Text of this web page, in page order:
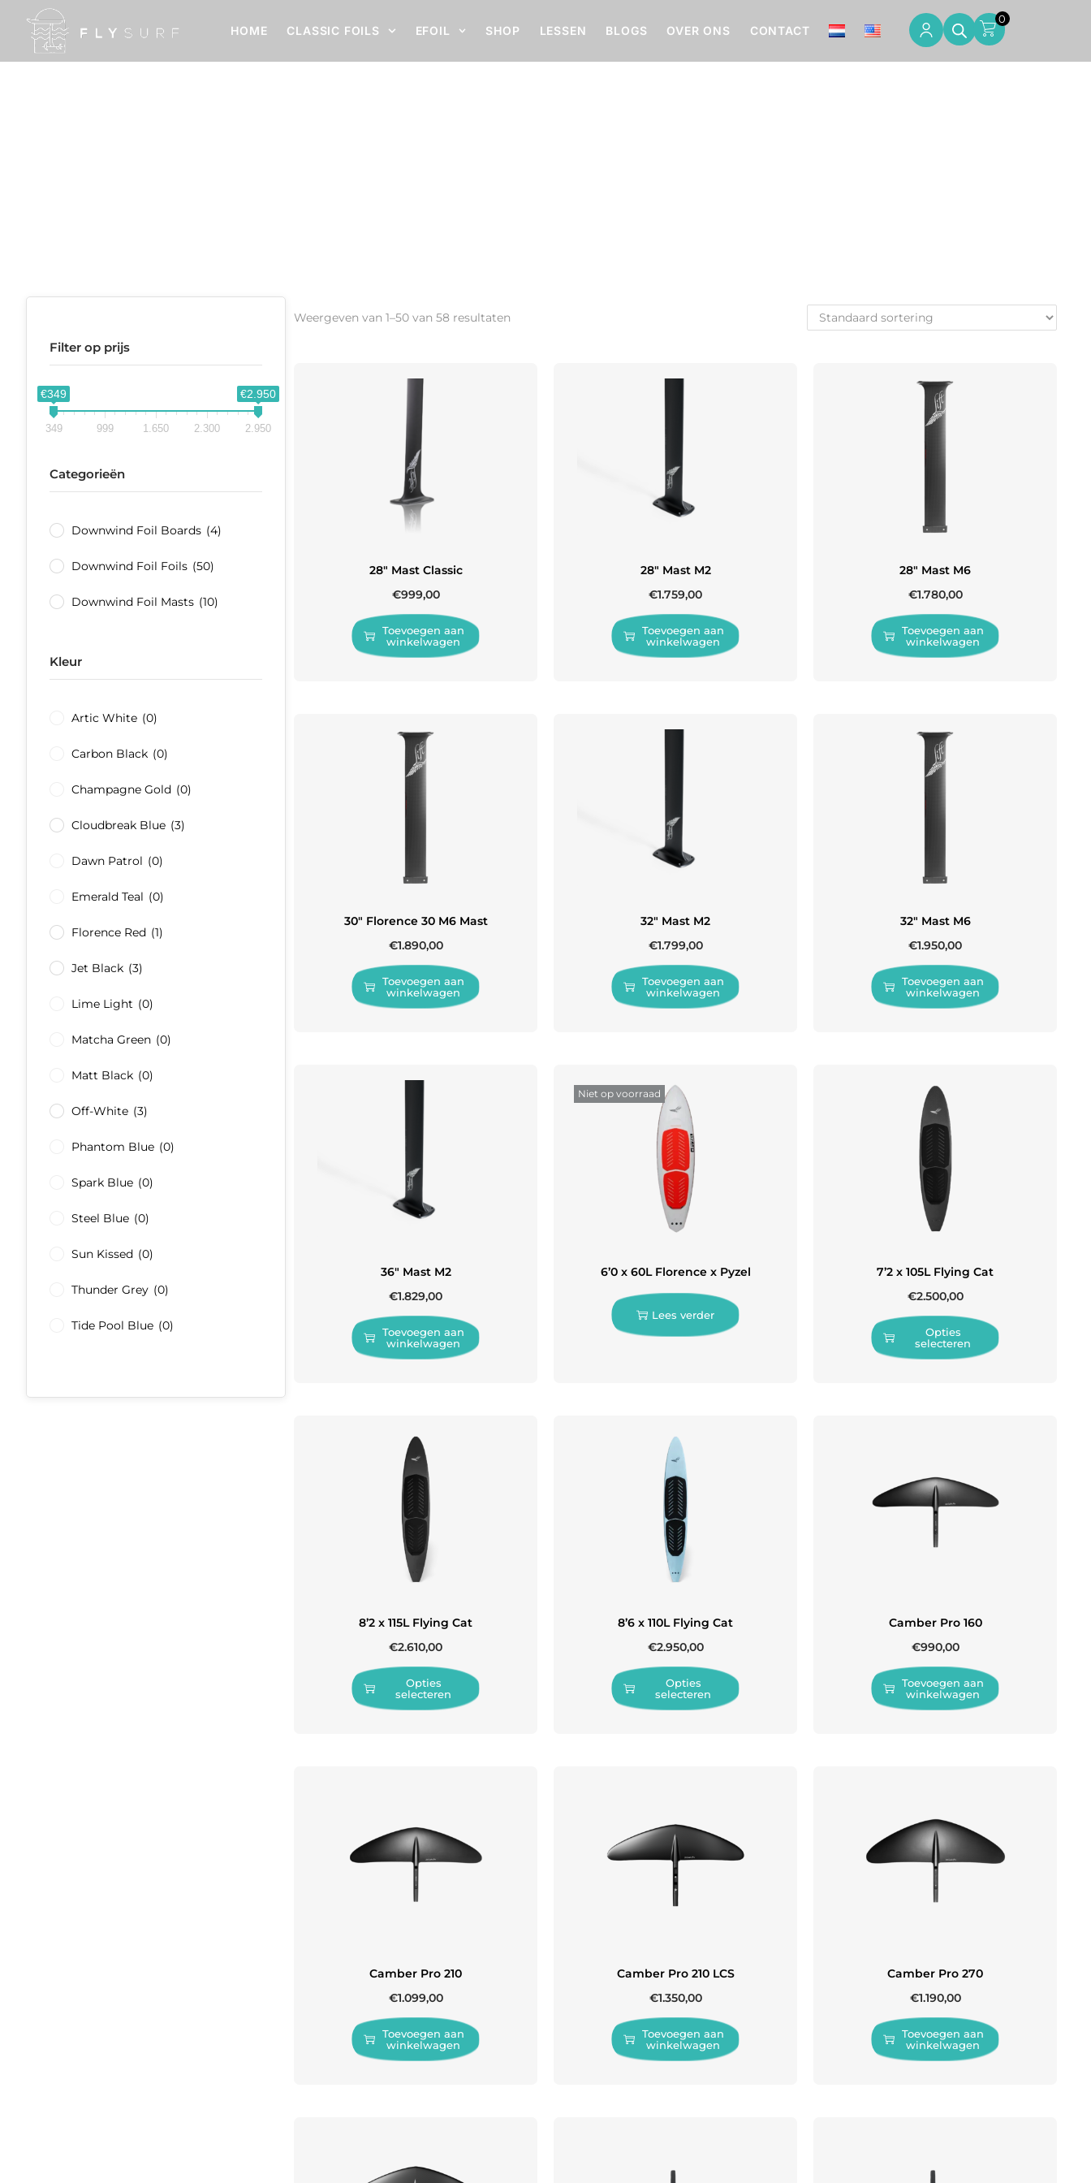
HOME CLASSIC FOILS EFOIL SHOP LESSEN BLOGS OVER ONS CONTACT
0
Filter op prijs
€349 €2.950
349 999 1.650 2.300 2.950
Categorieën
Downwind Foil Boards (4)
Downwind Foil Foils (50)
Downwind Foil Masts (10)
Kleur
Artic White (0)
Carbon Black (0)
Champagne Gold (0)
Cloudbreak Blue (3)
Dawn Patrol (0)
Emerald Teal (0)
Florence Red (1)
Jet Black (3)
Lime Light (0)
Matcha Green (0)
Matt Black (0)
Off-White (3)
Phantom Blue (0)
Spark Blue (0)
Steel Blue (0)
Sun Kissed (0)
Thunder Grey (0)
Tide Pool Blue (0)
Weergeven van 1–50 van 58 resultaten
28″ Mast Classic
€999,00
Toevoegen aan
winkelwagen
28″ Mast M2
€1.759,00
Toevoegen aan
winkelwagen
28″ Mast M6
€1.780,00
Toevoegen aan
winkelwagen
30″ Florence 30 M6 Mast
€1.890,00
Toevoegen aan
winkelwagen
32″ Mast M2
€1.799,00
Toevoegen aan
winkelwagen
32″ Mast M6
€1.950,00
Toevoegen aan
winkelwagen
36″ Mast M2
€1.829,00
Toevoegen aan
winkelwagen
Niet op voorraad
6’0 x 60L Florence x Pyzel
Lees verder
7’2 x 105L Flying Cat
€2.500,00
Opties
selecteren
8’2 x 115L Flying Cat
€2.610,00
Opties
selecteren
8’6 x 110L Flying Cat
€2.950,00
Opties
selecteren
Camber Pro 160
€990,00
Toevoegen aan
winkelwagen
Camber Pro 210
€1.099,00
Toevoegen aan
winkelwagen
Camber Pro 210 LCS
€1.350,00
Toevoegen aan
winkelwagen
Camber Pro 270
€1.190,00
Toevoegen aan
winkelwagen